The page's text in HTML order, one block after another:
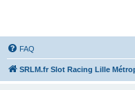
FAQ
SRLM.fr Slot Racing Lille